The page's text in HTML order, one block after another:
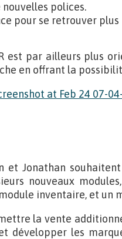
nouvelles polices.
pour se retrouver
est par ailleurs plus
en offrant la
et Jonathan
nouveaux
inventaire, et un
la vente
développer les